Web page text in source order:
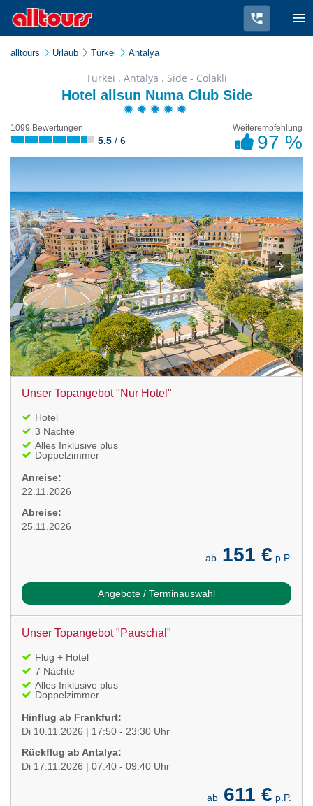
alltours Urlaub Türkei Antalya
Türkei . Antalya . Side - Colakli
Hotel allsun Numa Club Side
1099 Bewertungen
5.5 / 6
Weiterempfehlung
97 %
Unser Topangebot "Nur Hotel"
Hotel
3 Nächte
Alles Inklusive plus
Doppelzimmer
Anreise:
22.11.2026
Abreise:
25.11.2026
ab 151 € p.P.
Angebote / Terminauswahl
Unser Topangebot "Pauschal"
Flug + Hotel
7 Nächte
Alles Inklusive plus
Doppelzimmer
Hinflug ab Frankfurt:
Di 10.11.2026 | 17:50 - 23:30 Uhr
Rückflug ab Antalya:
Di 17.11.2026 | 07:40 - 09:40 Uhr
ab 611 € p.P.